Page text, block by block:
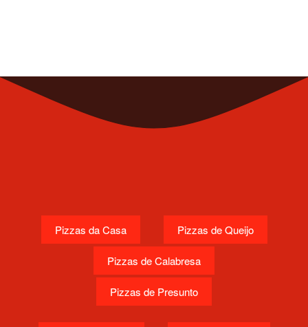
Pizzas da Casa Pizzas de Queijo
Pizzas de Calabresa
Pizzas de Presunto